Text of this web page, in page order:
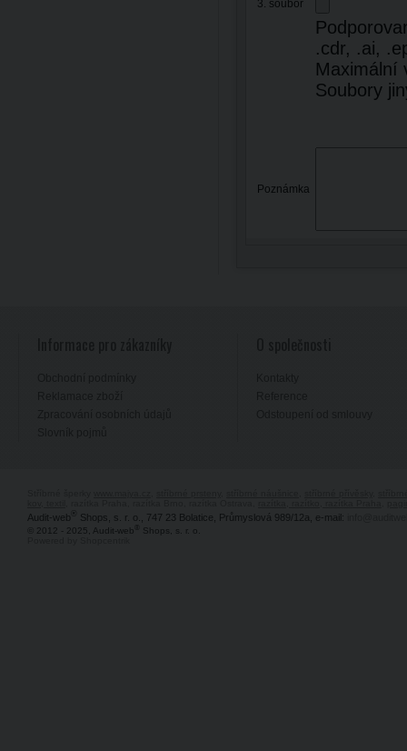
3. soubor
.cdr, .ai,
Maximální
Soubory
Poznámka
Audit-web Shops, s. r. o., 747 23 Bolatice, Průmyslová 989/12a, e-mail:
© 2012 - 2025, Audit-web
Shops, s. r. o.